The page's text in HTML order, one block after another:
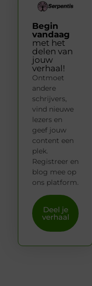
Begin
vandaag
met het
delen van
jouw
verhaal!
Ontmoet
andere
schrijvers,
vind nieuwe
lezers en
geef jouw
content een
plek.
Registreer en
blog mee op
ons platform.
Deel je
verhaal